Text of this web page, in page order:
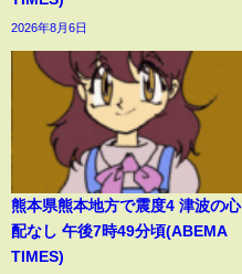
2026年8月6日
熊本県熊本地方で震度4 津波の心
配なし 午後7時49分頃(ABEMA
TIMES)